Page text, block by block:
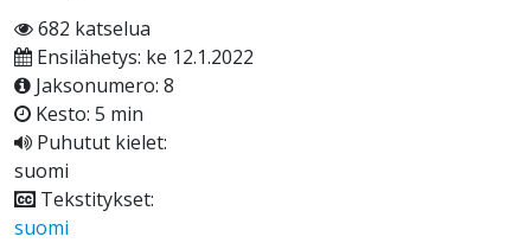
682 katselua
Ensilähetys: ke 12.1.2022
Jaksonumero: 8
Kesto: 5 min
Puhutut kielet:
suomi
Tekstitykset:
suomi